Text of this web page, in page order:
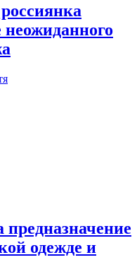
неожиданного
одежде и